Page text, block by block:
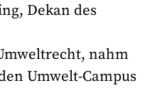
Dekan des
nahm
Umwelt-Campus